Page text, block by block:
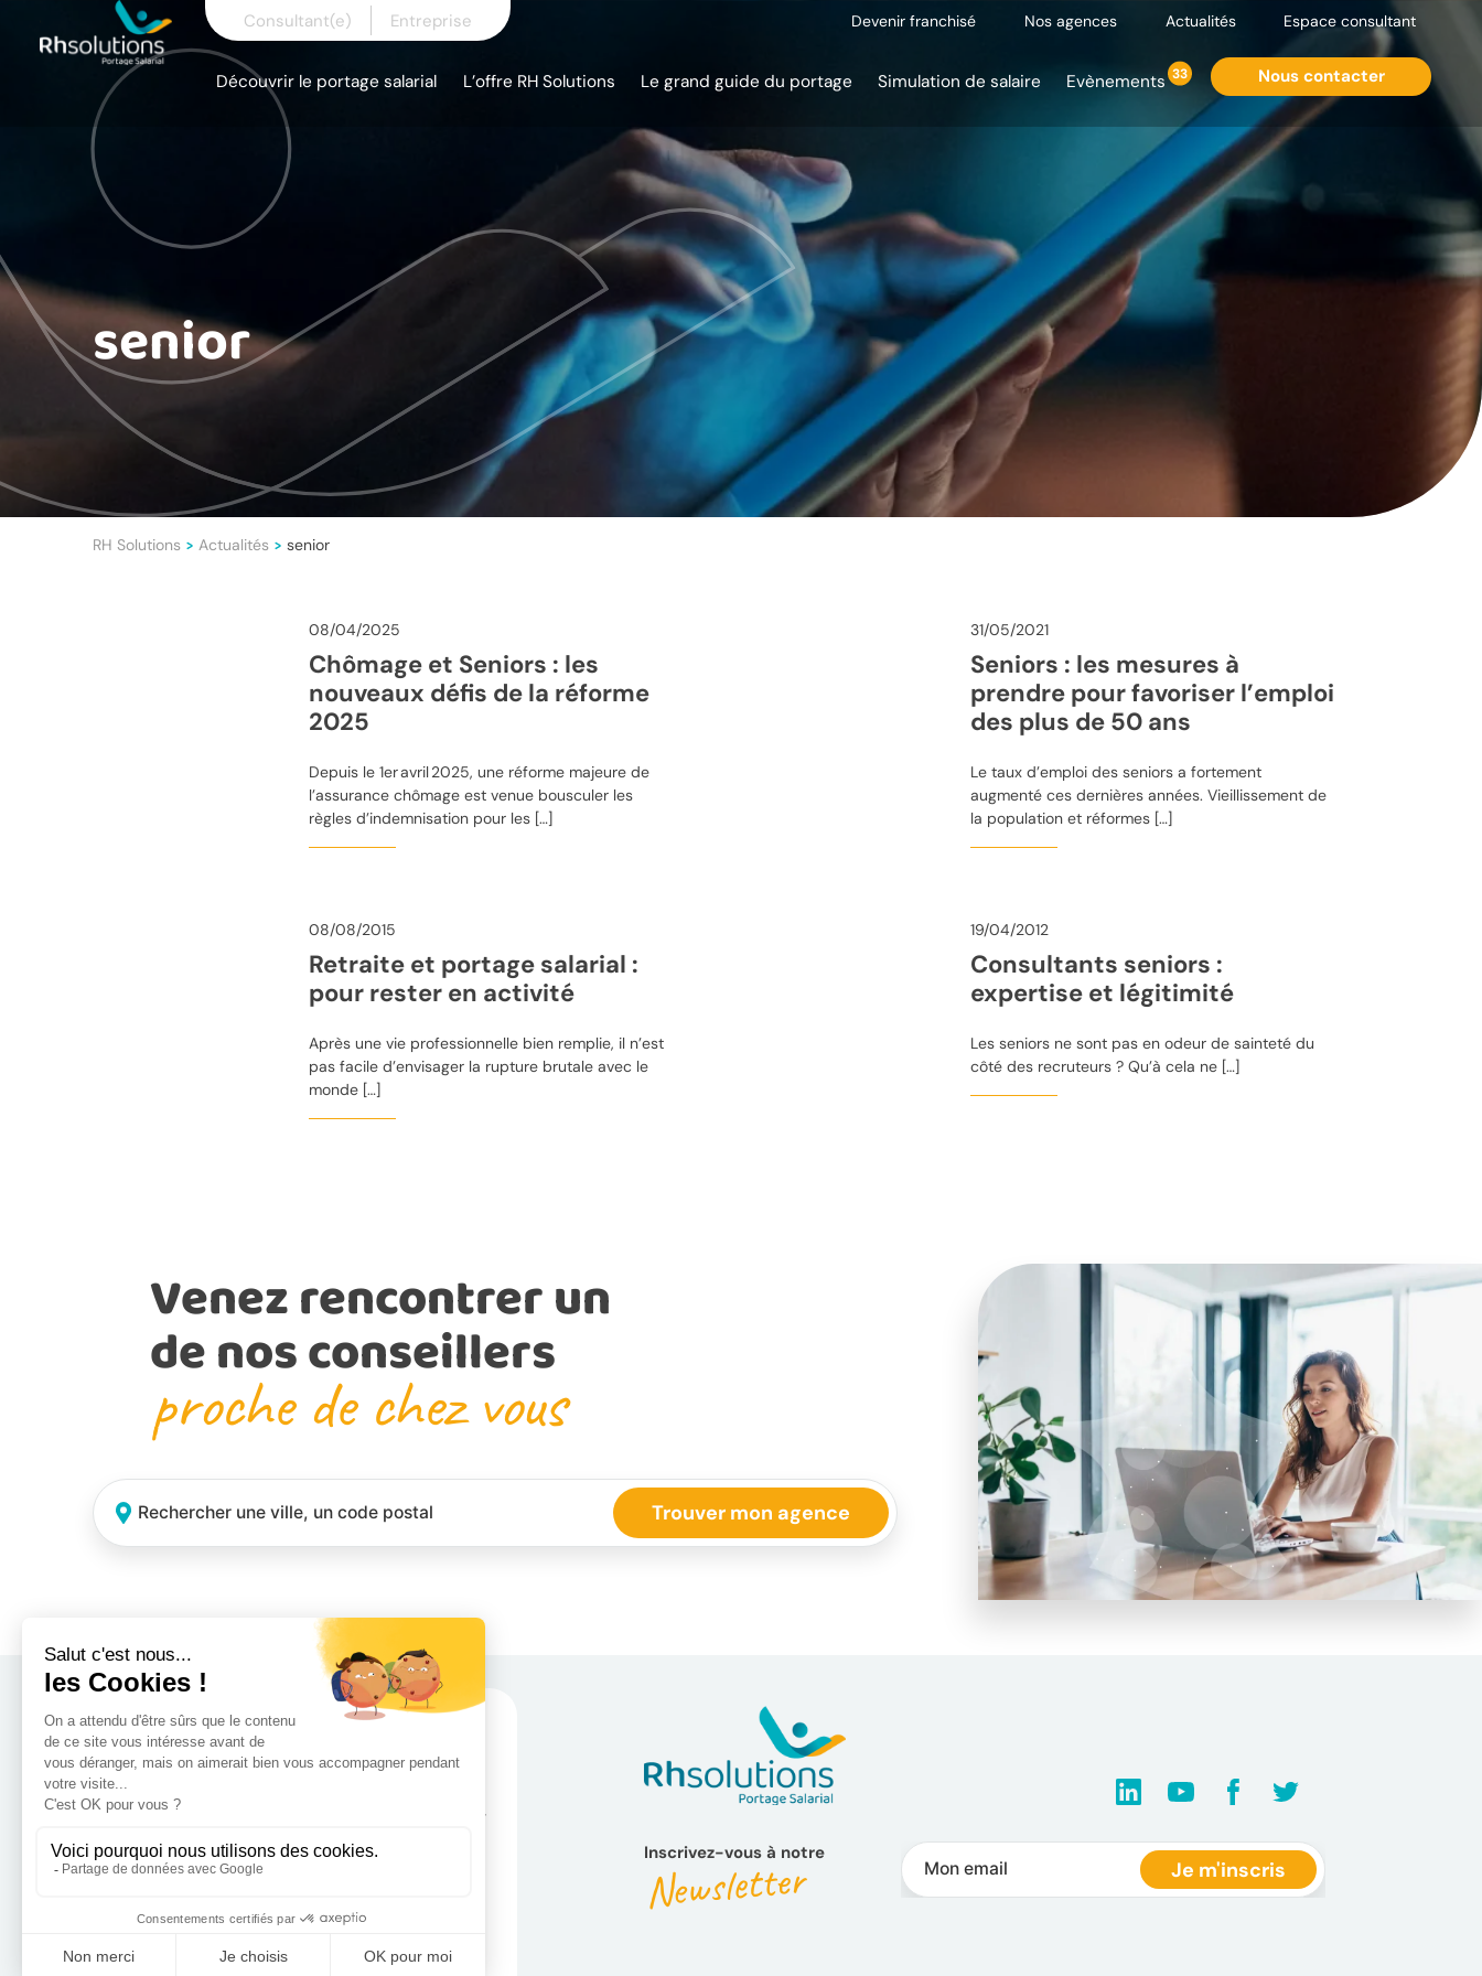
Consultant(e) Entreprise Devenir franchisé Nos agences Actualités Espace consultant
Découvrir le portage salarial L’offre RH Solutions Le grand guide du portage Simulation de salaire Evènements 33 Nous contacter
senior
RH Solutions > Actualités > senior
08/04/2025
Chômage et Seniors : les
nouveaux défis de la réforme
2025
Depuis le 1er avril 2025, une réforme majeure de
l’assurance chômage est venue bousculer les
règles d’indemnisation pour les […]
31/05/2021
Seniors : les mesures à
prendre pour favoriser l’emploi
des plus de 50 ans
Le taux d’emploi des seniors a fortement
augmenté ces dernières années. Vieillissement de
la population et réformes […]
08/08/2015
Retraite et portage salarial :
pour rester en activité
Après une vie professionnelle bien remplie, il n’est
pas facile d’envisager la rupture brutale avec le
monde […]
19/04/2012
Consultants seniors :
expertise et légitimité
Les seniors ne sont pas en odeur de sainteté du
côté des recruteurs ? Qu’à cela ne […]
Venez rencontrer un
de nos conseillers
proche de chez vous
Contacter RH Solutions près de chez vous
AUVERGNE RHÔNE-ALPES
BOURGOGNE-FRANCHE-
BRETAGNE
ÎLE-DE-FRANCE
NOUVELLE-AQUITAINE
OCCITANIE
PAYS DE LA LOIRE
Inscrivez-vous à notre
Newsletter